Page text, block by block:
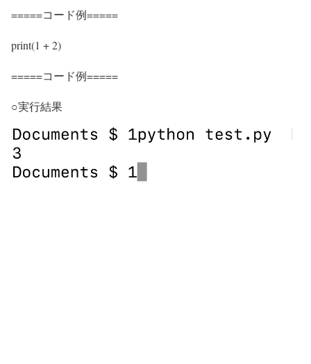
=====コード例=====
print(1 + 2)
=====コード例=====
○実行結果